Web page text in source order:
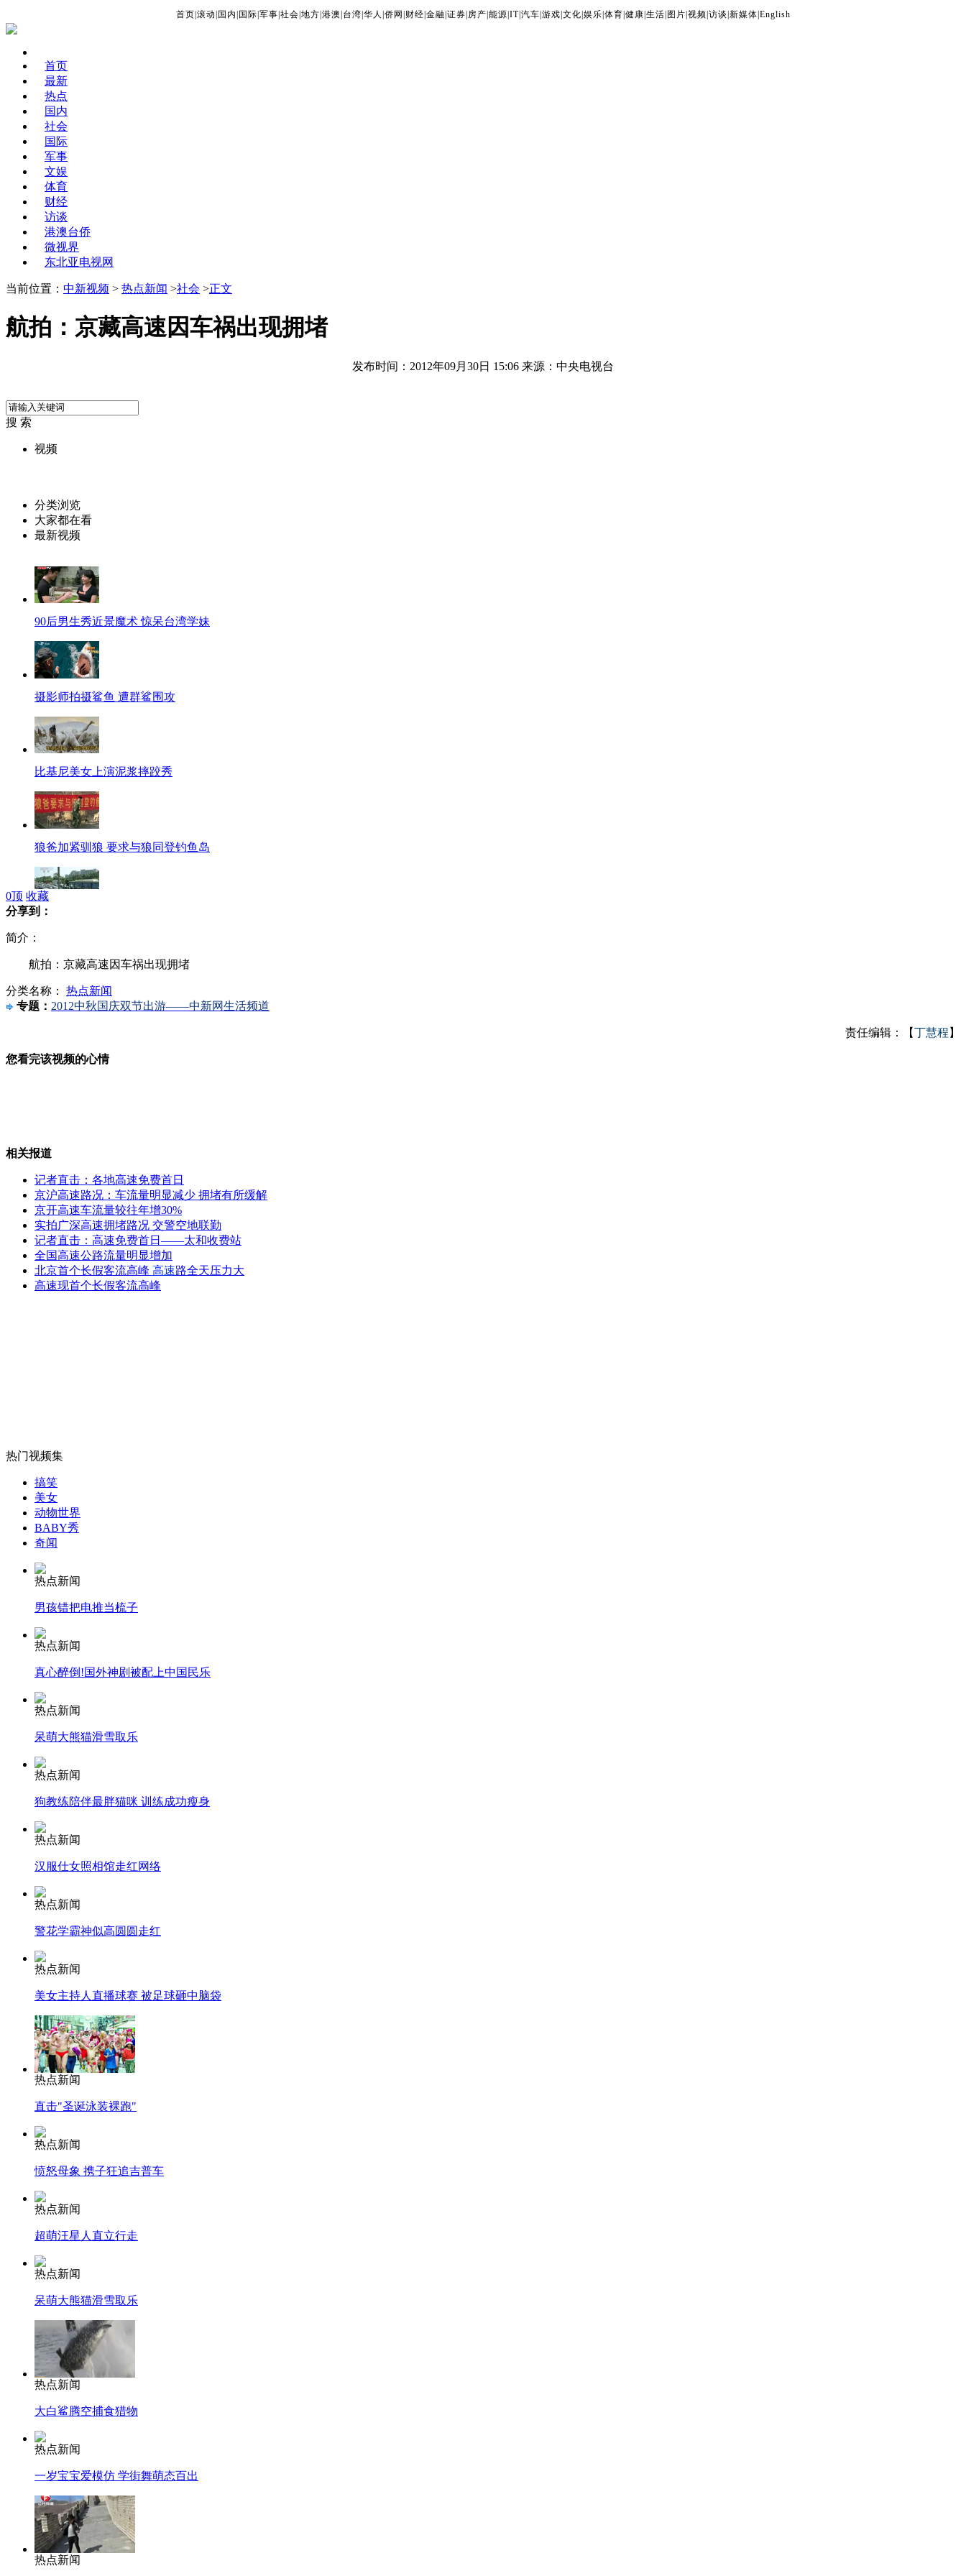
首页 滚动 国内 国际 军事 社会 地方 港澳 台湾 华人 侨网 财经 金融 证券 房产 能源 IT| 汽车 游戏 文化 娱乐 体育 健康 生活 图片 视频 访谈 新媒体 English
首页
最新
热点
国内
社会
国际
军事
文娱
体育
财经
访谈
港澳台侨
微视界
东北亚电视网
当前位置： 中新视频 > 热点新闻 >社会 >正文
航拍：京藏高速因车祸出现拥堵
发布时间：2012年09月30日 15:06 来源：中央电视台
搜 索
视频
分类浏览
大家都在看
最新视频
90后男生秀近景魔术 惊呆台湾学妹
摄影师拍摄鲨鱼 遭群鲨围攻
比基尼美女上演泥浆摔跤秀
狼爸加紧驯狼 要求与狼同登钓鱼岛
10月1日天安门广场1点30分开放
海航机长涉嫌传播HIV病毒
上海：大货侧翻 致30多车追尾
山西运城恶犬咬伤多人 警民合力深夜将其击毙
外交部：有关国家言论片面不公正
安徽一实载49人客车翻车
走！跟着总书记去植树
消防员救轻生者
纽约上演“枕头大战”
司机酒驾遇交警 急速倒车逃窜
0顶 收藏
分享到：
简介：
航拍：京藏高速因车祸出现拥堵
分类名称： 热点新闻
专题： 2012中秋国庆双节出游——中新网生活频道
责任编辑：【丁慧程 】
您看完该视频的心情
相关报道
记者直击：各地高速免费首日
京沪高速路况：车流量明显减少 拥堵有所缓解
京开高速车流量较往年增30%
实拍广深高速拥堵路况 交警空地联勤
记者直击：高速免费首日——太和收费站
全国高速公路流量明显增加
北京首个长假客流高峰 高速路全天压力大
高速现首个长假客流高峰
热门视频集
搞笑
美女
动物世界
BABY秀
奇闻
热点新闻
男孩错把电推当梳子
热点新闻
真心醉倒!国外神剧被配上中国民乐
热点新闻
呆萌大熊猫滑雪取乐
热点新闻
狗教练陪伴最胖猫咪 训练成功瘦身
热点新闻
汉服仕女照相馆走红网络
热点新闻
警花学霸神似高圆圆走红
热点新闻
美女主持人直播球赛 被足球砸中脑袋
热点新闻
直击"圣诞泳装裸跑"
热点新闻
愤怒母象 携子狂追吉普车
热点新闻
超萌汪星人直立行走
热点新闻
呆萌大熊猫滑雪取乐
热点新闻
大白鲨腾空捕食猎物
热点新闻
一岁宝宝爱模仿 学街舞萌态百出
热点新闻